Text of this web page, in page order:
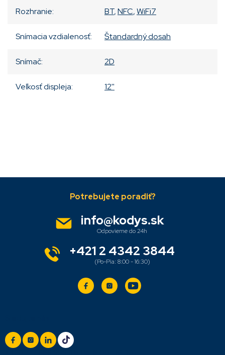
Rozhranie: BT,NFC,WiFi7
Snímacia vzdialenosť: Štandardný dosah
Snímač: 2D
Veľkosť displeja: 12''
info@kodys.sk
+421 2 4342 3844